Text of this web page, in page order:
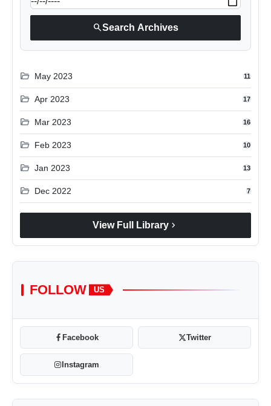
searchSearch Archives
folder_open May 2023 11
folder_open Apr 2023 17
folder_open Mar 2023 16
folder_open Feb 2023 10
folder_open Jan 2023 13
folder_open Dec 2022 7
View Full Library chevron_right
FOLLOW US
Facebook Twitter
Instagram